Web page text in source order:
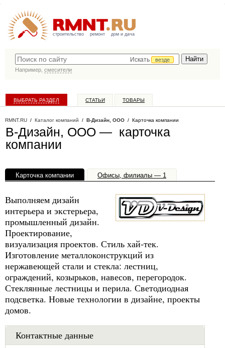
строительство ремонт дом и дача
Искать
везде
Например, смесители
ВЫБРАТЬ РАЗДЕЛ СТАТЬИ ТОВАРЫ
RMNT.RU / Каталог компаний / В-Дизайн, ООО / Карточка компании
В-Дизайн, ООО — карточка
компании
Карточка компании Офисы, филиалы — 1
Выполняем дизайн
интерьера и экстерьера,
промышленный дизайн.
Проектирование,
визуализация проектов. Стиль хай-тек.
Изготовление металлоконструкций из
нержавеющей стали и стекла: лестниц,
ограждений, козырьков, навесов, перегородок.
Стеклянные лестницы и перила. Светодиодная
подсветка. Новые технологии в дизайне, проекты
домов.
Контактные данные